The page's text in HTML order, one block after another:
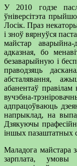
У 2010 годзе
ўніверсітэта
Лосік. Праз
і зноў вярнуўся
майстар
адказная, бо
безаварыйную і
праводзяць
абсталявання,
абанентаў
вучэбна-
адпрацоўваюць
напрыклад, на
Дзякуючы
іншых пазаштатных
Маладога майстара
зарплата,